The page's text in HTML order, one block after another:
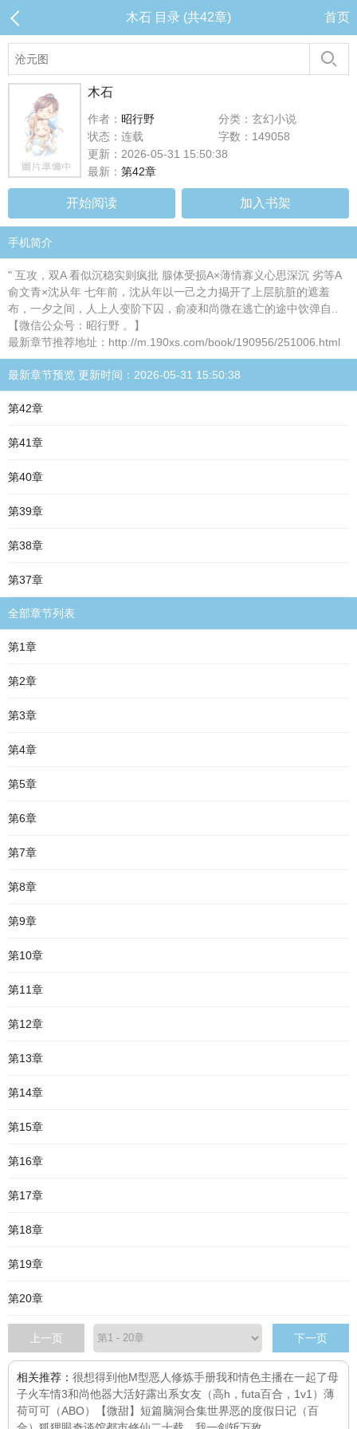
木石 目录 (共42章) 首页
木石
作者： 昭行野
分类：玄幻小说
状态：连载
字数：149058
更新：2026-05-31 15:50:38
最新： 第42章
开始阅读 加入书架
手机简介
" 互攻，双A 看似沉稳实则疯批 腺体受损A×薄情寡义心思深沉 劣等A
俞文青×沈从年 七年前，沈从年以一己之力揭开了上层肮脏的遮羞
布，一夕之间，人上人变阶下囚，俞凌和尚微在逃亡的途中饮弹自..
【微信公众号：昭行野 。】
最新章节推荐地址：http://m.190xs.com/book/190956/251006.html
最新章节预览 更新时间：2026-05-31 15:50:38
第42章
第41章
第40章
第39章
第38章
第37章
全部章节列表
第1章
第2章
第3章
第4章
第5章
第6章
第7章
第8章
第9章
第10章
第11章
第12章
第13章
第14章
第15章
第16章
第17章
第18章
第19章
第20章
上一页 下一页
相关推荐： 很想得到他M型恶人修炼手册我和情色主播在一起了母
子火车情3和尚他器大活好露出系女友（高h，futa百合，1v1） 薄
荷可可（ABO）
【微甜】短篇脑洞合集世界恶的度假日记 （百